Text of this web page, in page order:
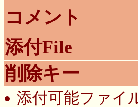
コメント
添付File
削除キー
添付可能ファイ